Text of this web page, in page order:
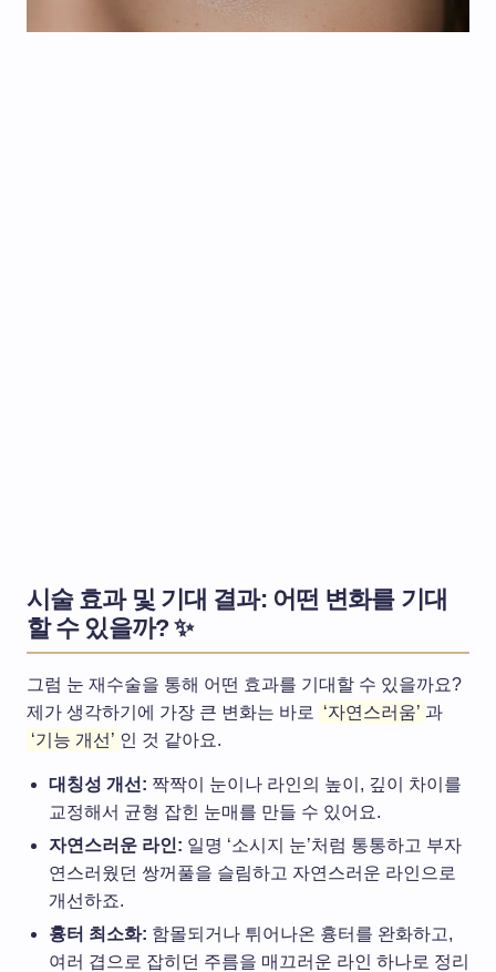
시술 효과 및 기대 결과: 어떤 변화를 기대
할 수 있을까? ✨
그럼 눈 재수술을 통해 어떤 효과를 기대할 수 있을까요?
제가 생각하기에 가장 큰 변화는 바로
‘자연스러움’ 과
‘기능 개선’ 인 것 같아요.
대칭성 개선: 짝짝이 눈이나 라인의 높이, 깊이 차이를
교정해서 균형 잡힌 눈매를 만들 수 있어요.
자연스러운 라인: 일명 ‘소시지 눈’처럼 통통하고 부자
연스러웠던 쌍꺼풀을 슬림하고 자연스러운 라인으로
개선하죠.
흉터 최소화: 함몰되거나 튀어나온 흉터를 완화하고,
여러 겹으로 잡히던 주름을 매끄러운 라인 하나로 정리